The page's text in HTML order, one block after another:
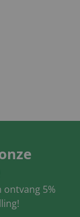
ontvang 5%